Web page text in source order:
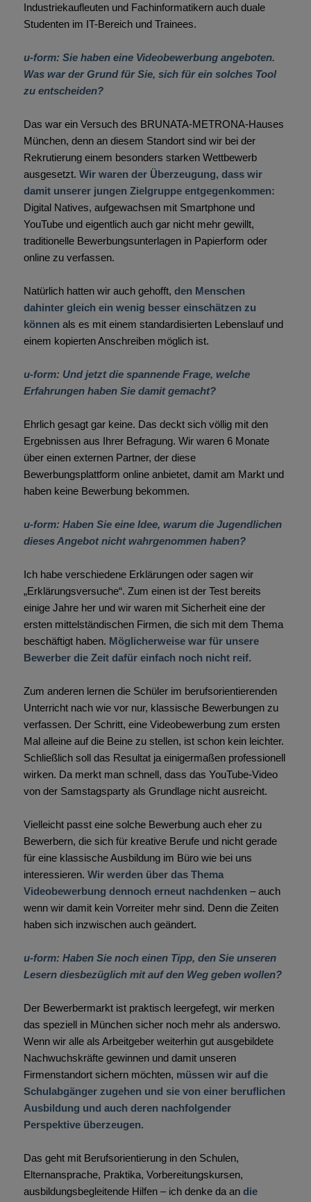
Industriekaufleuten und Fachinformatikern auch duale
Studenten im IT-Bereich und Trainees.
u-form: Sie haben eine Videobewerbung angeboten.
Was war der Grund für Sie, sich für ein solches Tool
zu entscheiden?
Das war ein Versuch des BRUNATA-METRONA-Hauses
München, denn an diesem Standort sind wir bei der
Rekrutierung einem besonders starken Wettbewerb
ausgesetzt. Wir waren der Überzeugung, dass wir
damit unserer jungen Zielgruppe entgegenkommen:
Digital Natives, aufgewachsen mit Smartphone und
YouTube und eigentlich auch gar nicht mehr gewillt,
traditionelle Bewerbungsunterlagen in Papierform oder
online zu verfassen.
Natürlich hatten wir auch gehofft, den Menschen
dahinter gleich ein wenig besser einschätzen zu
könnenals es mit einem standardisierten Lebenslauf und
einem kopierten Anschreiben möglich ist.
u-form: Und jetzt die spannende Frage, welche
Erfahrungen haben Sie damit gemacht?
Ehrlich gesagt gar keine. Das deckt sich völlig mit den
Ergebnissen aus Ihrer Befragung. Wir waren 6 Monate
über einen externen Partner, der diese
Bewerbungsplattform online anbietet, damit am Markt und
haben keine Bewerbung bekommen.
u-form: Haben Sie eine Idee, warum die Jugendlichen
dieses Angebot nicht wahrgenommen haben?
Ich habe verschiedene Erklärungen oder sagen wir
„Erklärungsversuche“. Zum einen ist der Test bereits
einige Jahre her und wir waren mit Sicherheit eine der
ersten mittelständischen Firmen, die sich mit dem Thema
beschäftigt haben. Möglicherweise war für unsere
Bewerber die Zeit dafür einfach noch nicht reif.
Zum anderen lernen die Schüler im berufsorientierenden
Unterricht nach wie vor nur, klassische Bewerbungen zu
verfassen. Der Schritt, eine Videobewerbung zum ersten
Mal alleine auf die Beine zu stellen, ist schon kein leichter.
Schließlich soll das Resultat ja einigermaßen professionell
wirken. Da merkt man schnell, dass das YouTube-Video
von der Samstagsparty als Grundlage nicht ausreicht.
Vielleicht passt eine solche Bewerbung auch eher zu
Bewerbern, die sich für kreative Berufe und nicht gerade
für eine klassische Ausbildung im Büro wie bei uns
interessieren. Wir werden über das Thema
Videobewerbung dennoch erneut nachdenken– auch
wenn wir damit kein Vorreiter mehr sind. Denn die Zeiten
haben sich inzwischen auch geändert.
u-form: Haben Sie noch einen Tipp, den Sie unseren
Lesern diesbezüglich mit auf den Weg geben wollen?
Der Bewerbermarkt ist praktisch leergefegt, wir merken
das speziell in München sicher noch mehr als anderswo.
Wenn wir alle als Arbeitgeber weiterhin gut ausgebildete
Nachwuchskräfte gewinnen und damit unseren
Firmenstandort sichern möchten, müssen wir auf die
Schulabgänger zugehen und sie von einer beruflichen
Ausbildung und auch deren nachfolgender
Perspektive überzeugen.
Das geht mit Berufsorientierung in den Schulen,
Elternansprache, Praktika, Vorbereitungskursen,
ausbildungsbegleitende Hilfen – ich denke da an die